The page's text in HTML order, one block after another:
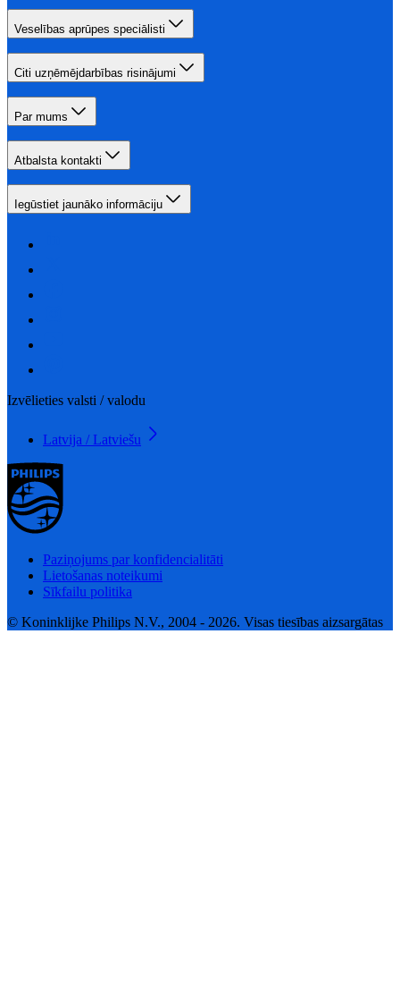
Veselības aprūpes speciālisti
Citi uzņēmējdarbības risinājumi
Par mums
Atbalsta kontakti
Iegūstiet jaunāko informāciju
Izvēlieties valsti / valodu
Latvija / Latviešu
Paziņojums par konfidencialitāti
Lietošanas noteikumi
Sīkfailu politika
© Koninklijke Philips N.V., 2004 - 2026. Visas tiesības aizsargātas